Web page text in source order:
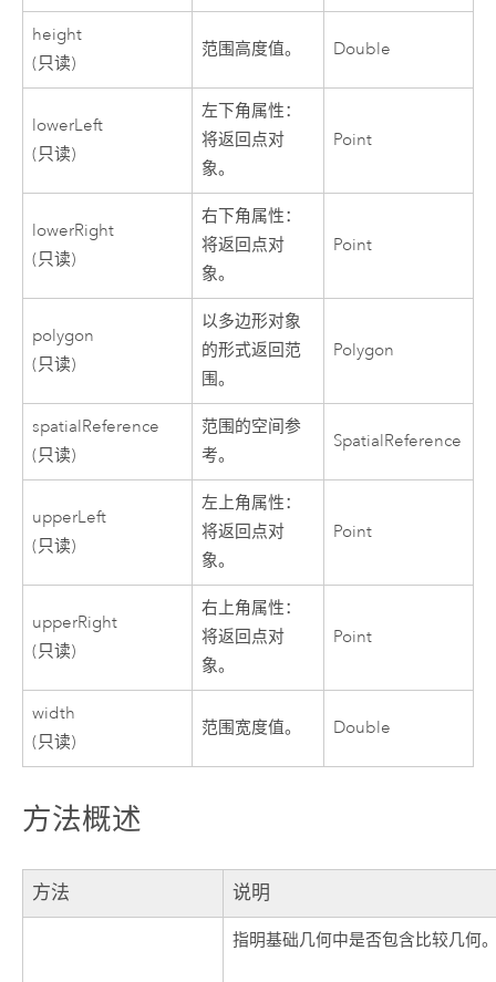
height
(只读)
范围高度值。 Double
lowerLeft
(只读)
左下角属性：
将返回点对
象。
Point
lowerRight
(只读)
右下角属性：
将返回点对
象。
Point
polygon
(只读)
以多边形对象
的形式返回范
围。
Polygon
spatialReference
(只读)
范围的空间参
考。
SpatialReference
upperLeft
(只读)
左上角属性：
将返回点对
象。
Point
upperRight
(只读)
右上角属性：
将返回点对
象。
Point
width
(只读)
范围宽度值。 Double
方法概述
方法 说明
指明基础几何中是否包含比较几何